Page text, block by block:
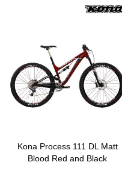
Kona Process 111 DL Matt
Blood Red and Black